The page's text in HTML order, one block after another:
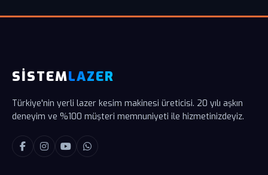
SİSTEMLAZER
Türkiye'nin yerli lazer kesim makinesi üreticisi. 20 yılı aşkın
deneyim ve %100 müşteri memnuniyeti ile hizmetinizdeyiz.